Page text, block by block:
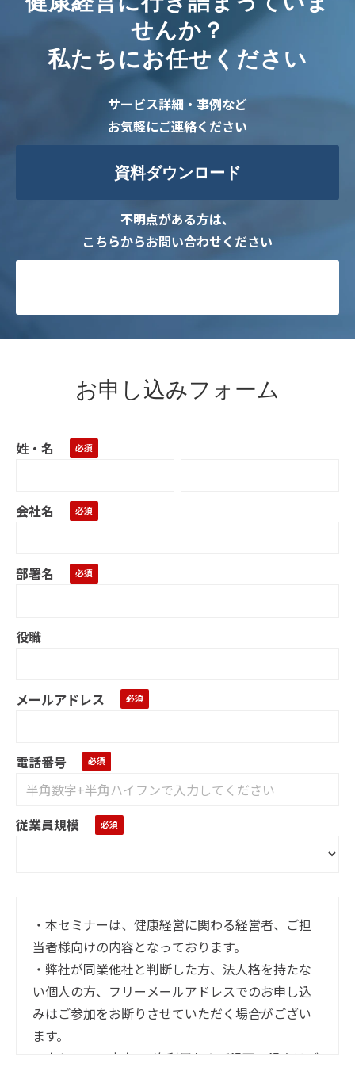
せんか？
私たちにお任せください
サービス詳細・事例など
お気軽にご連絡ください
資料ダウンロード
不明点がある方は、
こちらからお問い合わせください
お申し込みフォーム
姓・名
会社名
部署名
役職
メールアドレス
電話番号
従業員規模
・本セミナーは、健康経営に関わる経営者、ご担
当者様向けの内容となっております。
・弊社が同業他社と判断した方、法人格を持たな
い個人の方、フリーメールアドレスでのお申し込
みはご参加をお断りさせていただく場合がござい
ます。
・本セミナー内容の2次利用および録画・録音はご